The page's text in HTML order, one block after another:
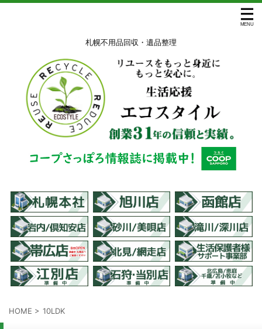
札幌不用品回収・遺品整理
HOME > 10LDK